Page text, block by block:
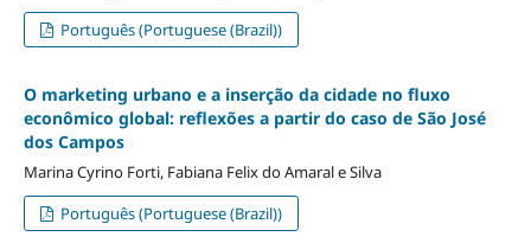
Português (Portuguese (Brazil))
O marketing urbano e a inserção da cidade no fluxo
econômico global: reflexões a partir do caso de São José
dos Campos
Marina Cyrino Forti, Fabiana Felix do Amaral e Silva
Português (Portuguese (Brazil))